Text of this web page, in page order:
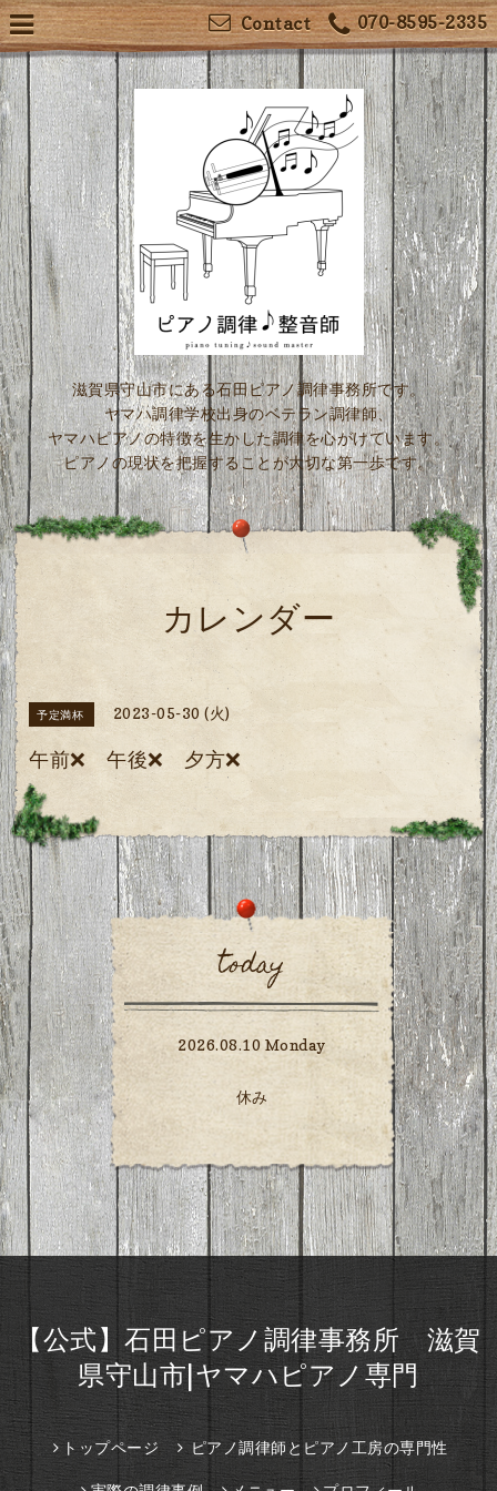
070-8595-2335
Contact
滋賀県守山市にある石田ピアノ調律事務所です。
ヤマハ調律学校出身のベテラン調律師、
ヤマハピアノの特徴を生かした調律を心がけています。
ピアノの現状を把握することが大切な第一歩です。
カレンダー
予定満杯 2023-05-30 (火)
午前❌ 午後❌ 夕方❌
today
2026.08.10 Monday
休み
【公式】石田ピアノ調律事務所 滋賀
県守山市|ヤマハピアノ専門
トップページ ピアノ調律師とピアノ工房の専門性